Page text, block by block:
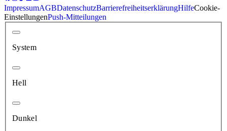
ImpressumAGBDatenschutzBarrierefreiheitserklärungHilfeCookie-
EinstellungenPush-Mitteilungen
System
Hell
Dunkel